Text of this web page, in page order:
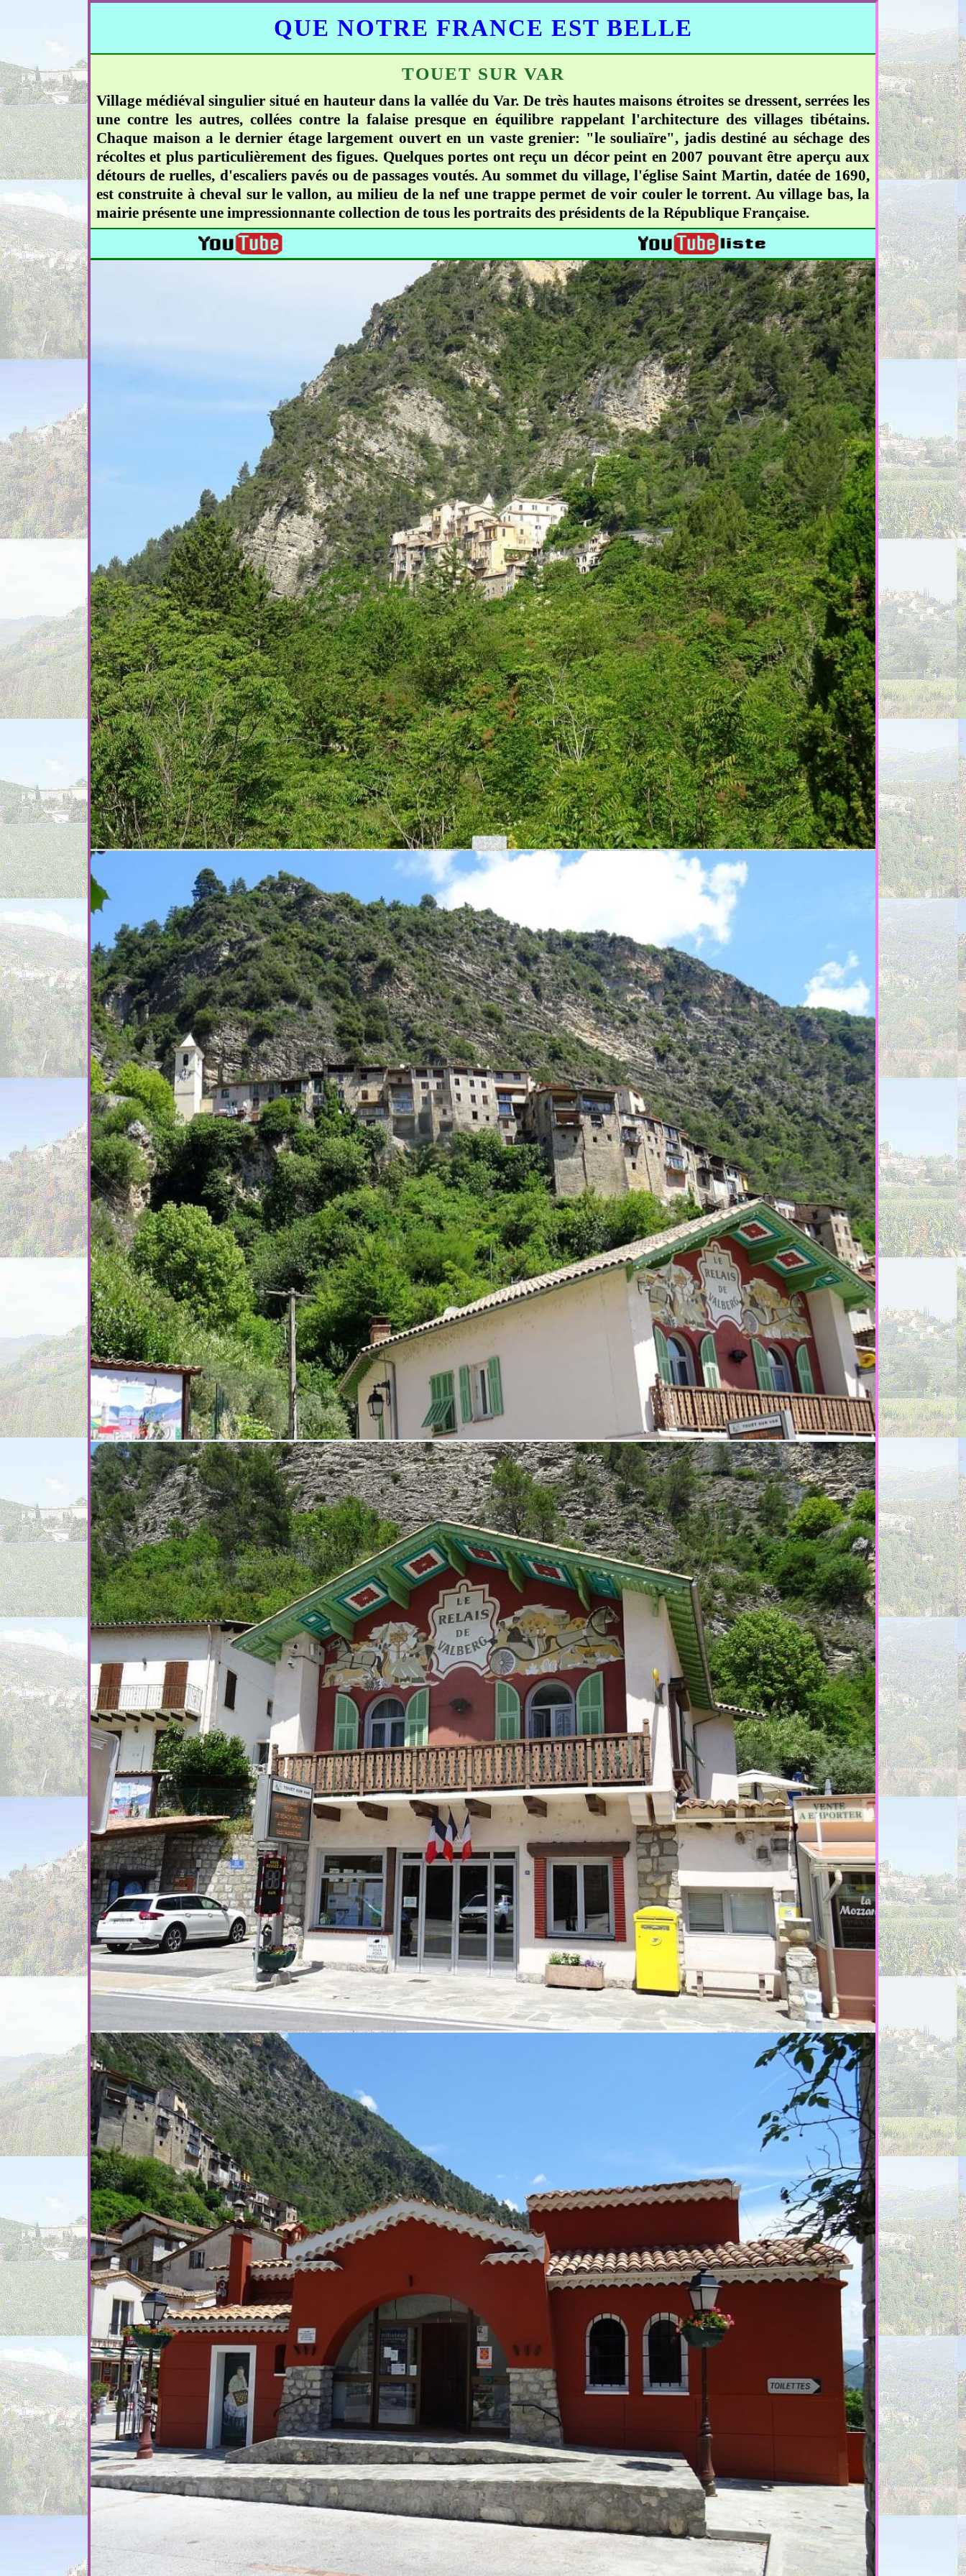
QUE NOTRE FRANCE EST BELLE
TOUET SUR VAR
Village médiéval singulier situé en hauteur dans la vallée du Var. De très hautes maisons étroites se dressent, serrées les
une contre les autres, collées contre la falaise presque en équilibre rappelant l'architecture des villages tibétains.
Chaque maison a le dernier étage largement ouvert en un vaste grenier: "le souliaïre", jadis destiné au séchage des
récoltes et plus particulièrement des figues. Quelques portes ont reçu un décor peint en 2007 pouvant être aperçu aux
détours de ruelles, d'escaliers pavés ou de passages voutés. Au sommet du village, l'église Saint Martin, datée de 1690,
est construite à cheval sur le vallon, au milieu de la nef une trappe permet de voir couler le torrent. Au village bas, la
mairie présente une impressionnante collection de tous les portraits des présidents de la République Française.